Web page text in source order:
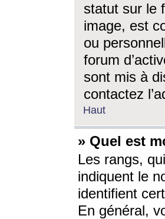
statut sur le
image, est
ou
forum
sont mis à
contactez
Haut
» Quel est
Les rangs,
indiquent le
identifient
En général,